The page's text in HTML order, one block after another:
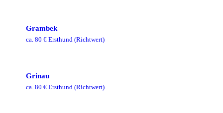
Grambek
ca. 80 € Ersthund (Richtwert)
Grinau
ca. 80 € Ersthund (Richtwert)